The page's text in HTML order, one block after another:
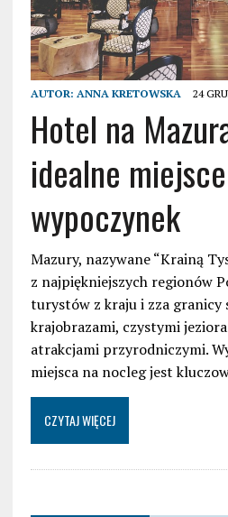
AUTOR: ANNA KRETOWSKA 24
Hotel na
idealne
wypoczynek
Mazury, nazywane “Krainą
z najpiękniejszych regionów
turystów z kraju i zza granicy
krajobrazami, czystymi
atrakcjami przyrodniczymi.
miejsca na nocleg jest
CZYTAJ WIĘCEJ